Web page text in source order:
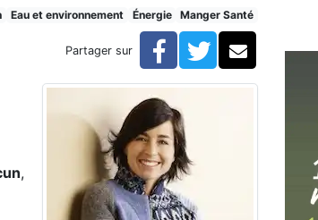
Eau et environnement Énergie Manger Santé
Partager sur Facebook
TwitterCourriel
,